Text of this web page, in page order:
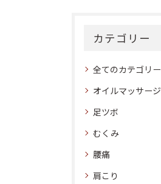
カテゴリー
全てのカテゴリー
オイルマッサージ
足ツボ
むくみ
腰痛
肩こり